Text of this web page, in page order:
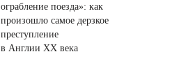
ограбление поезда»: как
произошло самое дерзкое
преступление
в Англии XX века